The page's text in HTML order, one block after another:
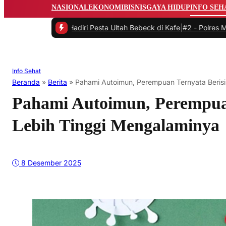
NASIONALEKONOMIBISNISGAYA HIDUPINFO
Audrey Hadiri Pesta Ultah Bebeck di Kafe|#2 -Polres Metro
Info Sehat
Beranda » Berita » Pahami Autoimun, Perempuan Ternyata
Pahami Autoimun,
Lebih Tinggi Mengalaminya
8 Desember 2025